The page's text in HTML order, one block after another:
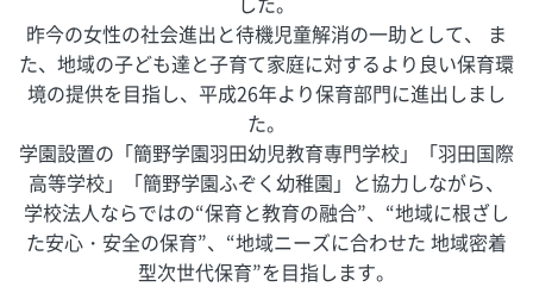
昨今の女性の社会進出と待機児童解消の一助として、
ま
た、地域の子ども達と子育て家庭に対するより良い保育環
境の提供を目指し、平成26年より保育部門に進出しまし
た。
学園設置の「簡野学園羽田幼児教育専門学校」「羽田国際
高等学校」「簡野学園ふぞく幼稚園」と協力しながら、
学校法人ならではの“保育と教育の融合”、“地域に根ざし
た安心・安全の保育”、“地域ニーズに合わせた 地域密着
型次世代保育”を目指します。